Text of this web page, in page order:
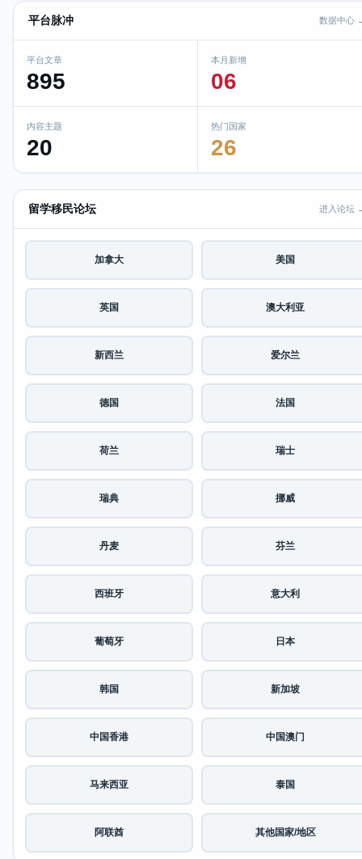
平台脉冲 数据中心
平台文章
895
本月新增
06
内容主题
20
热门国家
26
留学移民论坛 进入论坛
加拿大 美国
英国 澳大利亚
新西兰 爱尔兰
德国 法国
荷兰 瑞士
瑞典 挪威
丹麦 芬兰
西班牙 意大利
葡萄牙 日本
韩国 新加坡
中国香港 中国澳门
马来西亚 泰国
阿联酋 其他国家/地区